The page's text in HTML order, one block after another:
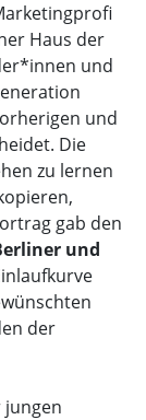
Haus der
und
und
Die
zu lernen
gab den
und
der
jungen